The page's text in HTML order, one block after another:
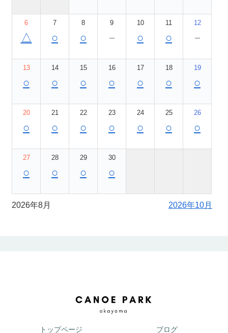
6
△
7
○
8
○
9
－
10
○
11
○
12
－
13
○
14
○
15
○
16
○
17
○
18
○
19
○
20
○
21
○
22
○
23
○
24
○
25
○
26
○
27
○
28
○
29
○
30
○
2026年8月 2026年10月
トップページ ブログ